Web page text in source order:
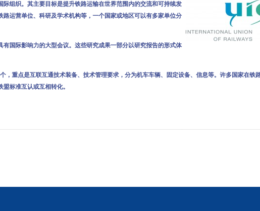
组织。其主要目标是提升铁路运输在世界范围内的交流和可持续发
运营单位、科研及学术机构等，一个国家或地区可以有多家单位分
国际影响力的大型会议。这些研究成果一部分以研究报告的形式体
重点是互联互通技术装备、技术管理要求，分为机车车辆、固定设备、信息等。许多国家在铁
标准互认或互相转化。